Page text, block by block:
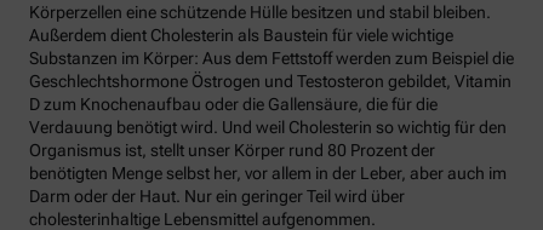
Körperzellen eine schützende Hülle besitzen und stabil bleiben.
Außerdem dient Cholesterin als Baustein für viele wichtige
Substanzen im Körper: Aus dem Fettstoff werden zum Beispiel die
Geschlechtshormone Östrogen und Testosteron gebildet, Vitamin
D zum Knochenaufbau oder die Gallensäure, die für die
Verdauung benötigt wird. Und weil Cholesterin so wichtig für den
Organismus ist, stellt unser Körper rund 80 Prozent der
benötigten Menge selbst her, vor allem in der Leber, aber auch im
Darm oder der Haut. Nur ein geringer Teil wird über
cholesterinhaltige Lebensmittel aufgenommen.